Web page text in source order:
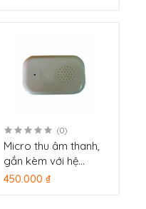
(0)
Micro thu âm thanh,
gắn kèm với hệ
thống camera quan
450.000 ₫